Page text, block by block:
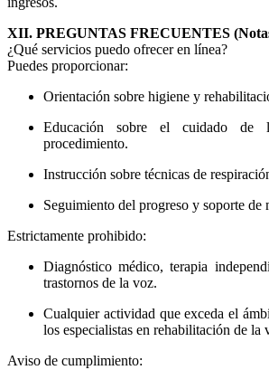
XII. PREGUNTAS FRECUENTES
¿Qué servicios puedo ofrecer en línea?
Puedes proporcionar:
Orientación sobre higiene y
Educación sobre el cuidado de
procedimiento.
Instrucción sobre técnicas de
Seguimiento del progreso y soporte de
Estrictamente prohibido:
Diagnóstico médico, terapia
trastornos de la voz.
Cualquier actividad que exceda el
los especialistas en rehabilitación de la
Aviso de cumplimiento: